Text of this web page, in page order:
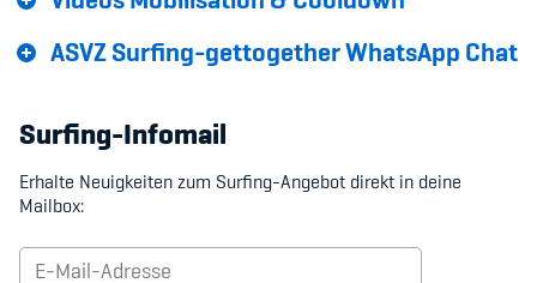
ASVZ Surfing-gettogether WhatsApp Chat
Surfing-Infomail
Erhalte Neuigkeiten zum Surfing-Angebot direkt in deine
Mailbox: